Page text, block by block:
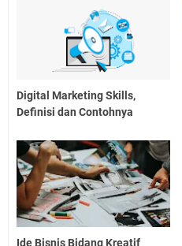
Digital Marketing Skills,
Definisi dan Contohnya
Ide Bisnis Bidang Kreatif